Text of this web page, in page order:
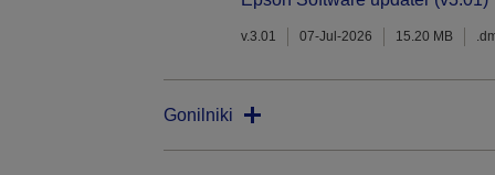
v.3.01 07-Jul-2026 15.20 MB
Gonilniki